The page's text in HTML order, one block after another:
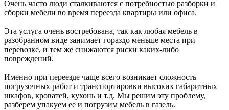
Очень часто люди сталкиваются с потребностью разборки и
сборки мебели во время переезда квартиры или офиса.
Эта услуга очень востребована, так как любая мебель в
разобранном виде занимает гораздо меньше места при
перевозке, и тем же снижаются риски каких-либо
повреждений.
Именно при переезде чаще всего возникает сложность
погрузочных работ и транспортировки высоких габаритных
шкафов, кроватей, кухонь и т.д. Мы решим эту проблему,
разберем упакуем ее и погрузим мебель в газель.